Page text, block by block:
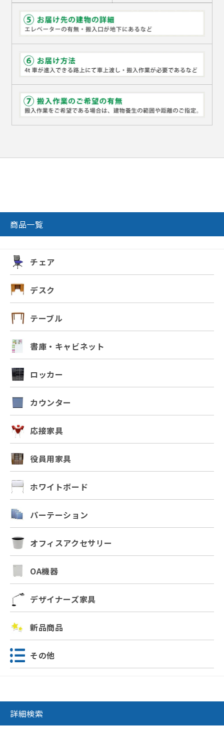
商品一覧
チェア
デスク
テーブル
書庫・キャビネット
ロッカー
カウンター
応接家具
役員用家具
ホワイトボード
パーテーション
オフィスアクセサリー
OA機器
デザイナーズ家具
新品商品
その他
詳細検索